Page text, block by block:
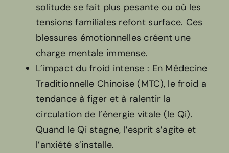
solitude se fait plus pesante ou où les
tensions familiales refont surface. Ces
blessures émotionnelles créent une
charge mentale immense.
L’impact du froid intense : En Médecine
Traditionnelle Chinoise (MTC), le froid a
tendance à figer et à ralentir la
circulation de l’énergie vitale (le Qi).
Quand le Qi stagne, l’esprit s’agite et
l’anxiété s’installe.